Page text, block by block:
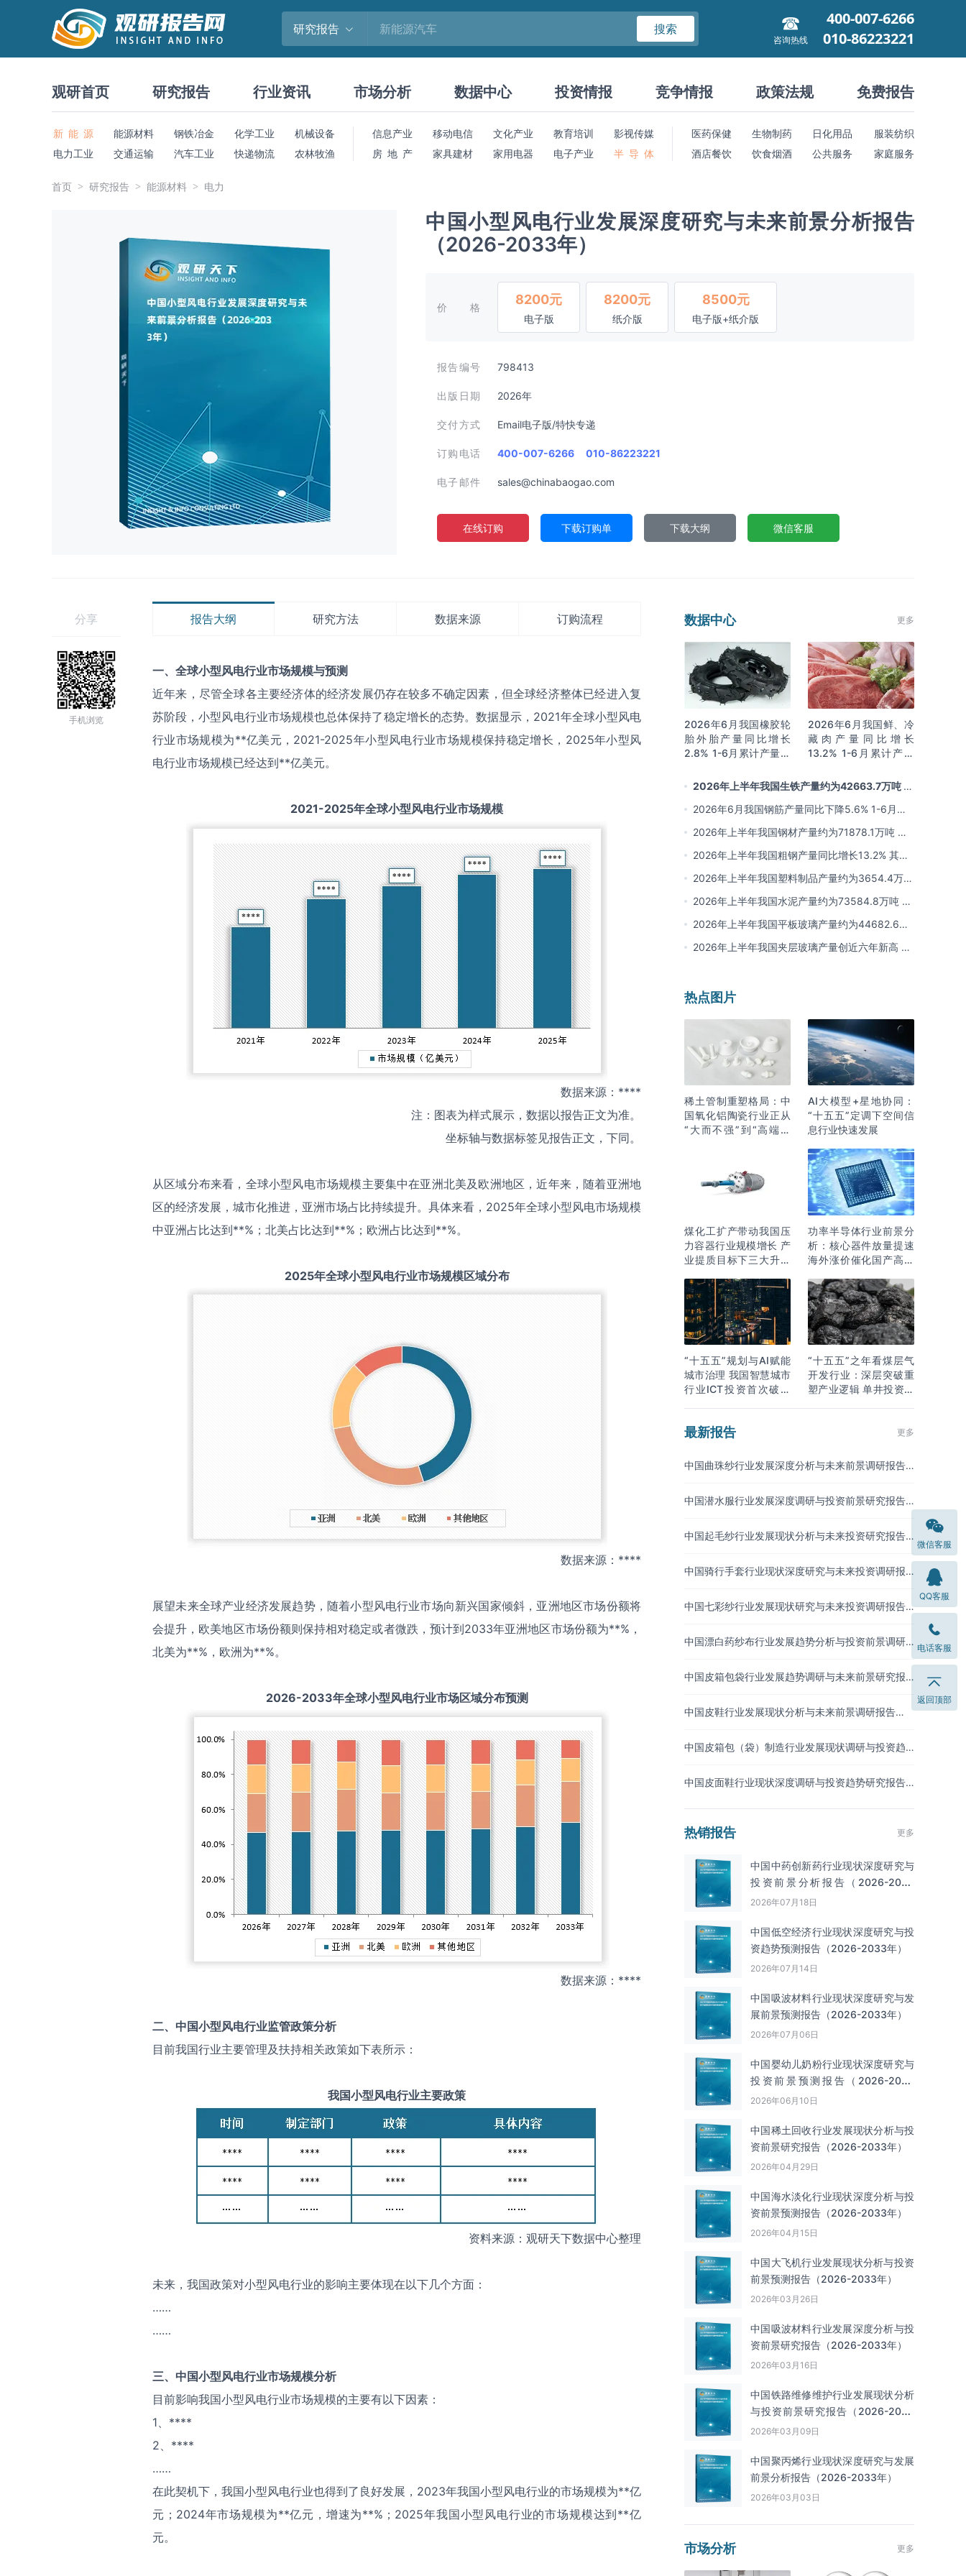
研究报告 搜索
咨询热线
400-007-6266
010-86223221
观研首页 研究报告 行业资讯 市场分析 数据中心 投资情报 竞争情报 政策法规 免费报告
新 能 源 能源材料 钢铁冶金 化学工业
机械设备
电力工业
交通运输 汽车工业 快递物流 农林牧渔
信息产业 移动电信 文化产业 教育培训
影视传媒
房 地 产
家具建材 家用电器 电子产业 半 导 体
医药保健 生物制药 日化用品
服装纺织
酒店餐饮
饮食烟酒 公共服务 家庭服务
首页 研究报告 能源材料 电力
中国小型风电行业发展深度研究与未来前景分析报告
（2026-2033年）
价格
8200元
电子版
8200元
纸介版
8500元
电子版+纸介版
报告编号 798413
出版日期 2026年
交付方式 Email电子版/特快专递
订购电话 400-007-6266 010-86223221
电子邮件 sales@chinabaogao.com
在线订购 下载订购单 下载大纲 微信客服
分享
手机浏览
报告大纲 研究方法 数据来源 订购流程
一、全球小型风电行业市场规模与预测
近年来，尽管全球各主要经济体的经济发展仍存在较多不确定因素，但全球经济整体已经进入复
苏阶段，小型风电行业市场规模也总体保持了稳定增长的态势。数据显示，2021年全球小型风电
行业市场规模为**亿美元，2021-2025年小型风电行业市场规模保持稳定增长，2025年小型风
电行业市场规模已经达到**亿美元。
2021-2025年全球小型风电行业市场规模
数据来源：****
注：图表为样式展示，数据以报告正文为准。
坐标轴与数据标签见报告正文，下同。
从区域分布来看，全球小型风电市场规模主要集中在亚洲北美及欧洲地区，近年来，随着亚洲地
区的经济发展，城市化推进，亚洲市场占比持续提升。具体来看，2025年全球小型风电市场规模
中亚洲占比达到**%；北美占比达到**%；欧洲占比达到**%。
2025年全球小型风电行业市场规模区域分布
数据来源：****
展望未来全球产业经济发展趋势，随着小型风电行业市场向新兴国家倾斜，亚洲地区市场份额将
会提升，欧美地区市场份额则保持相对稳定或者微跌，预计到2033年亚洲地区市场份额为**%，
北美为**%，欧洲为**%。
2026-2033年全球小型风电行业市场区域分布预测
数据来源：****
二、中国小型风电行业监管政策分析
目前我国行业主要管理及扶持相关政策如下表所示：
我国小型风电行业主要政策
资料来源：观研天下数据中心整理
未来，我国政策对小型风电行业的影响主要体现在以下几个方面：
……
……
三、中国小型风电行业市场规模分析
目前影响我国小型风电行业市场规模的主要有以下因素：
1、****
2、****
……
在此契机下，我国小型风电行业也得到了良好发展，2023年我国小型风电行业的市场规模为**亿
元；2024年市场规模为**亿元，增速为**%；2025年我国小型风电行业的市场规模达到**亿
元。
数据中心 更多
2026年6月我国橡胶轮
胎外胎产量同比增长
2.8% 1-6月累计产量同
2026年6月我国鲜、冷
藏肉产量同比增长
13.2% 1-6月累计产量
2026年上半年我国生铁产量约为42663.7万吨 同
比下降2.8% 其中河北产量占比22.7%排名第一
2026年6月我国钢筋产量同比下降5.6% 1-6月累
计产量同比下降10.7%
2026年上半年我国钢材产量约为71878.1万吨 同
比下降0.9% 其中河北以超亿吨产量排名第一
2026年上半年我国粗钢产量同比增长13.2% 其中
河北产量占比21.5%位居首位
2026年上半年我国塑料制品产量约为3654.4万吨
其中江苏、浙江产量分别占比18.9%、16.0%
2026年上半年我国水泥产量约为73584.8万吨 同
比下降8% 其中广东、浙江和安徽分别排名前三
2026年上半年我国平板玻璃产量约为44682.6万
重量箱 同比下降5.7% 其中河北产量最多 占比
2026年上半年我国夹层玻璃产量创近六年新高 约
热点图片
稀土管制重塑格局：中
国氧化铝陶瓷行业正从
“大而不强”到“高端突
AI大模型+星地协同：
“十五五”定调下空间信
息行业快速发展
煤化工扩产带动我国压
力容器行业规模增长 产
业提质目标下三大升级
功率半导体行业前景分
析：核心器件放量提速
海外涨价催化国产高端
“十五五”规划与AI赋能
城市治理 我国智慧城市
行业ICT投资首次破万
“十五五”之年看煤层气
开发行业：深层突破重
塑产业逻辑 单井投资成
最新报告 更多
中国曲珠纱行业发展深度分析与未来前景调研报告
中国潜水服行业发展深度调研与投资前景研究报告
中国起毛纱行业发展现状分析与未来投资研究报告
中国骑行手套行业现状深度研究与未来投资调研报
中国七彩纱行业发展现状研究与未来投资调研报告
中国漂白药纱布行业发展趋势分析与投资前景调研
中国皮箱包袋行业发展趋势调研与未来前景研究报
中国皮鞋行业发展现状分析与未来前景调研报告
中国皮箱包（袋）制造行业发展现状调研与投资趋
中国皮面鞋行业现状深度调研与投资趋势研究报告
热销报告 更多
中国中药创新药行业现状深度研究与
投资前景分析报告（2026-2033
年）
2026年07月18日
中国低空经济行业现状深度研究与投
资趋势预测报告（2026-2033年）
2026年07月14日
中国吸波材料‌‌‌行业现状深度研究与发
展前景预测报告（2026-2033年）
2026年07月06日
中国婴幼儿奶粉行业现状深度研究与
投资前景预测报告（2026-2033
年）
2026年06月10日
中国‌‌稀土回收‌‌行业发展现状分析与投
资前景研究报告（2026-2033年）
2026年04月29日
中国海水淡化行业现状深度分析与投
资前景预测报告（2026-2033年）
2026年04月15日
中国大飞机行业发展现状分析与投资
前景预测报告（2026-2033年）
2026年03月26日
中国吸波材料行业发展深度分析与投
资前景研究报告（2026-2033年）
2026年03月16日
中国铁路维修维护行业发展现状分析
与投资前景研究报告（2026-2033
年）
2026年03月09日
中国聚丙烯行业现状深度研究与发展
前景分析报告（2026-2033年）
2026年03月03日
市场分析 更多
微信客服
QQ客服
电话客服
返回顶部